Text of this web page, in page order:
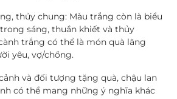
thủy chung: Màu trắng còn là biểu
sáng, thuần khiết và thủy
trắng có thể là món quà lãng
yêu, vợ/chồng.
và đối tượng tặng quà, chậu lan
có thể mang những ý nghĩa khác